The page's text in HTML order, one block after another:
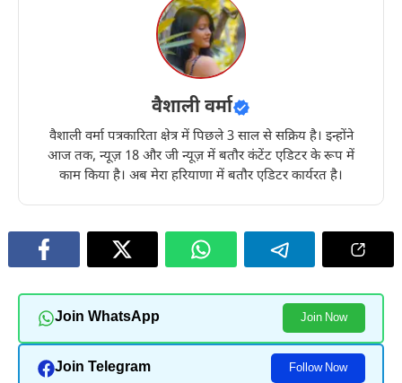
वैशाली वर्मा
वैशाली वर्मा पत्रकारिता क्षेत्र में पिछले 3 साल से सक्रिय है। इन्होंने
आज तक, न्यूज़ 18 और जी न्यूज़ में बतौर कंटेंट एडिटर के रूप में
काम किया है। अब मेरा हरियाणा में बतौर एडिटर कार्यरत है।
Join WhatsApp Join Now
Join Telegram Follow Now